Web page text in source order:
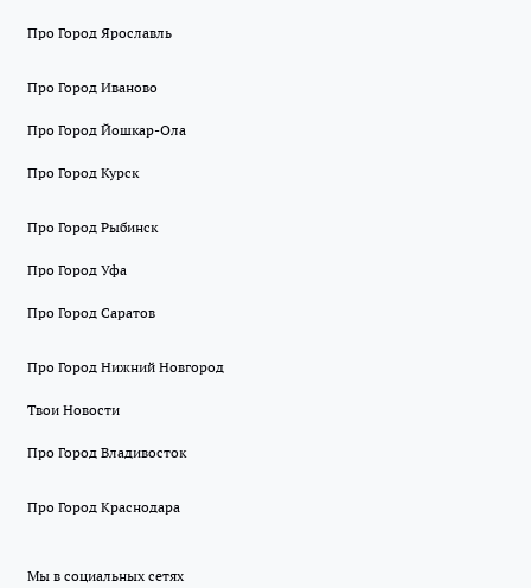
Про Город Ярославль
Про Город Иваново
Про Город Йошкар-Ола
Про Город Курск
Про Город Рыбинск
Про Город Уфа
Про Город Саратов
Про Город Нижний Новгород
Твои Новости
Про Город Владивосток
Про Город Краснодара
Мы в социальных сетях